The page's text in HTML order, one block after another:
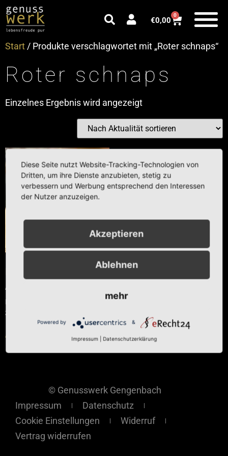
€0,00
0
Start / Produkte verschlagwortet mit „Roter schnaps“
Roter schnaps
Einzelnes Ergebnis wird angezeigt
Rote Zwetschge
Ab
Enthält 19% Vollbesteuert
zzgl.
Ausführung wählen
© Genusswerk Gengenbach
Impressum
Datenschutz
Cookie Einstellungen
Widerruf
Vertrag widerrufen
Diese Seite nutzt Website-Tracking-Technologien von
Dritten, um ihre Dienste anzubieten, stetig zu
verbessern und Werbung entsprechend den Interessen
der Nutzer anzuzeigen.
Akzeptieren
Ablehnen
mehr
Powered by &
Impressum Datenschutzerklärung